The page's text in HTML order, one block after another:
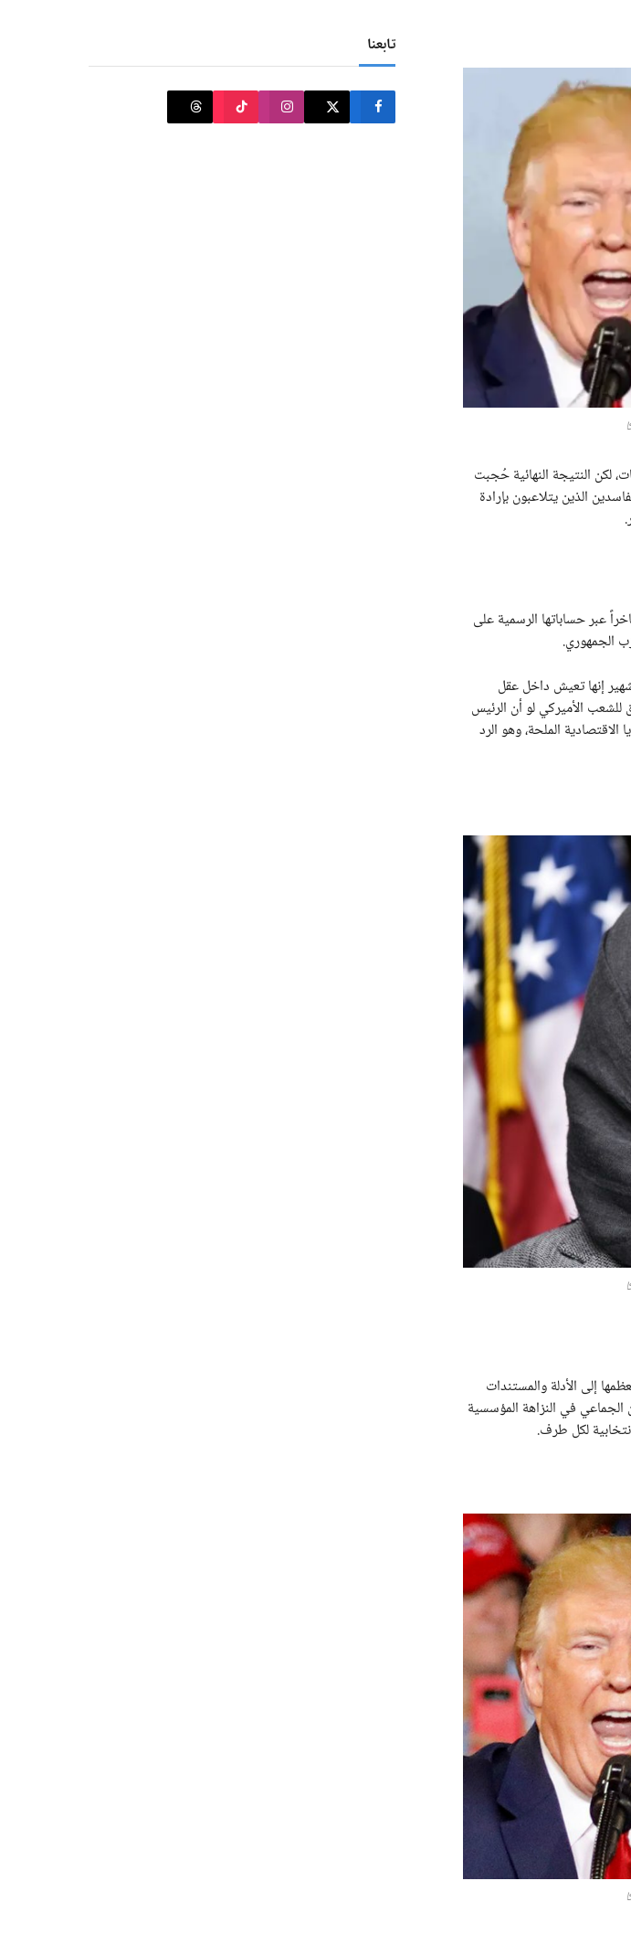
لكن النتيجة النهائية حُجبت
الذين يتلاعبون بإرادة
عبر حساباتها الرسمية على
الجمهوري.
إنها تعيش داخل عقل
للشعب الأميركي لو أن الرئيس
الملحة، وهو الرد
إلى الأدلة والمستندات
الجماعي في النزاهة المؤسسية
لكل طرف.
تابعنا